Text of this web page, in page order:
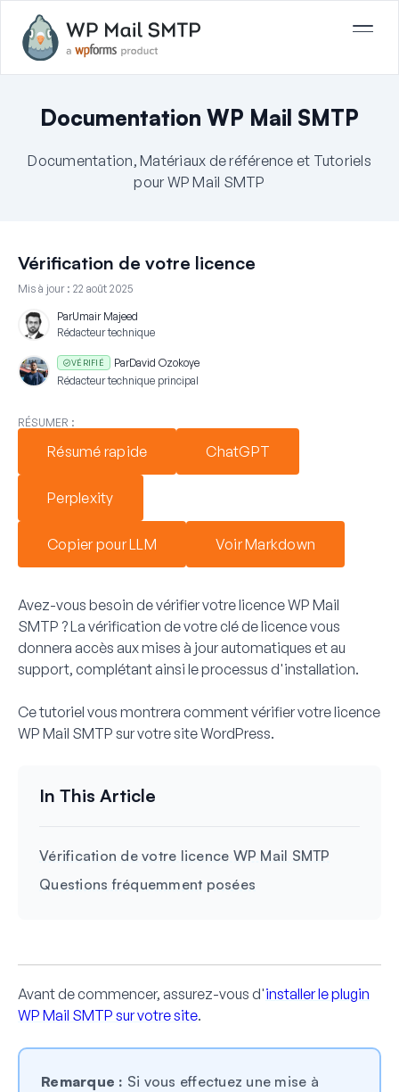
Documentation WP Mail SMTP
Documentation, Matériaux de référence et Tutoriels
pour WP Mail SMTP
Vérification de votre licence
Mis à jour : 22 août 2025
ParUmair Majeed
Rédacteur technique
VÉRIFIÉ ParDavid Ozokoye
Rédacteur technique principal
RÉSUMER :
Résumé rapide ChatGPT
Perplexity
Copier pour LLM Voir Markdown
Avez-vous besoin de vérifier votre licence WP Mail
SMTP ? La vérification de votre clé de licence vous
donnera accès aux mises à jour automatiques et au
support, complétant ainsi le processus d'installation.
Ce tutoriel vous montrera comment vérifier votre licence
WP Mail SMTP sur votre site WordPress.
Vérification de votre licence WP Mail SMTP
Questions fréquemment posées
Avant de commencer, assurez-vous d'installer le plugin
WP Mail SMTP sur votre site.
Remarque : Si vous effectuez une mise à